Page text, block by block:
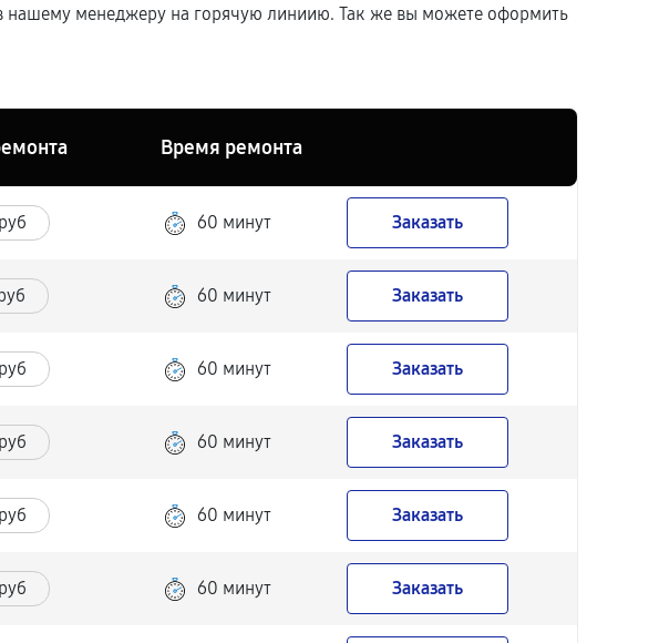
нашему менеджеру на горячую линиию. Так же вы можете оформить
Время ремонта
60 минут Заказать
60 минут Заказать
60 минут Заказать
60 минут Заказать
60 минут Заказать
60 минут Заказать